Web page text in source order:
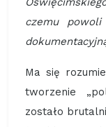
czemu
Ma się
tworzenie
zostało